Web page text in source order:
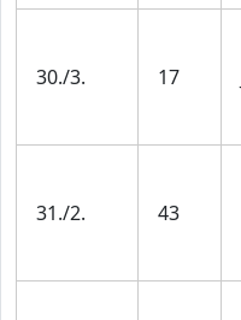
30./3. 17
31./2. 43